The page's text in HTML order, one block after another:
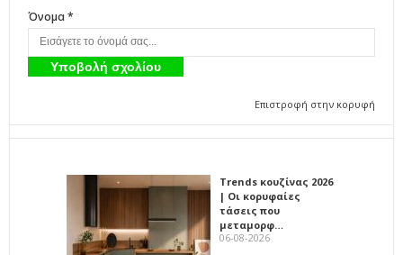
Όνομα *
Επιστροφή στην κορυφή
Trends κουζίνας 2026
| Οι κορυφαίες
τάσεις που
μεταμορφ…
06-08-2026